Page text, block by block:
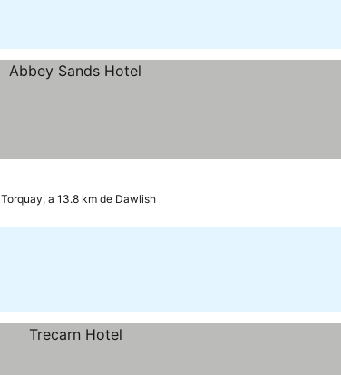
Torquay, a 13.8 km de Dawlish